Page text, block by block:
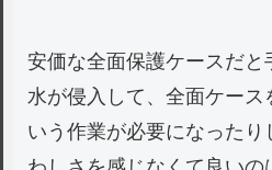
安価な全面保護ケースだ
水が侵入して、全面ケース
いう作業が必要になったり